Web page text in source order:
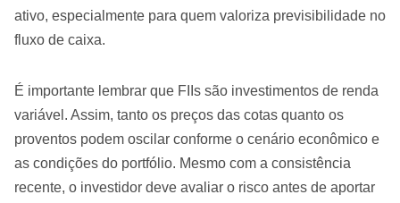
ativo, especialmente para quem valoriza previsibilidade no
fluxo de caixa.
É importante lembrar que FIIs são investimentos de renda
variável. Assim, tanto os preços das cotas quanto os
proventos podem oscilar conforme o cenário econômico e
as condições do portfólio. Mesmo com a consistência
recente, o investidor deve avaliar o risco antes de aportar